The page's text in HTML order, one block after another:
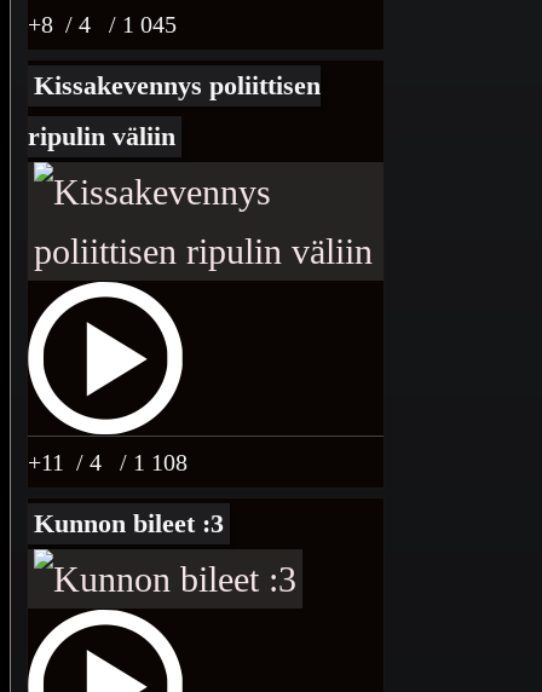
+8 / 4 / 1 045
Kissakevennys poliittisen
ripulin väliin
+11 / 4 / 1 108
Kunnon bileet :3